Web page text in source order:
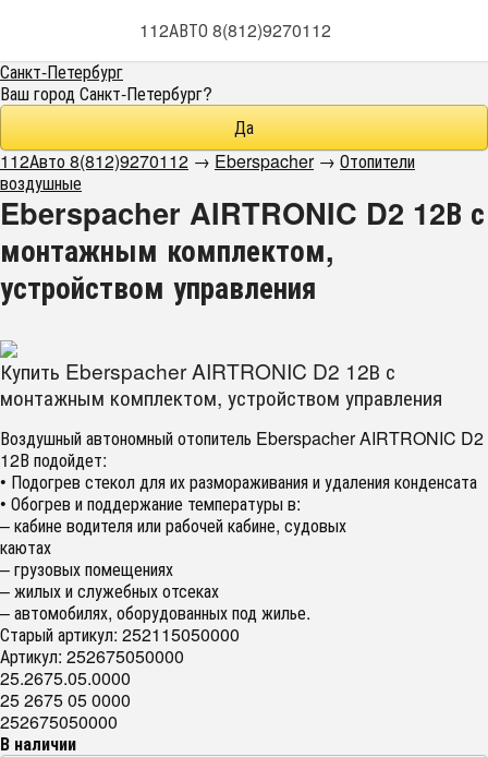
112АВТО 8(812)9270112
Санкт-Петербург
Ваш городСанкт-Петербург?
112Авто 8(812)9270112 → Eberspacher → Отопители
воздушные
Eberspacher AIRTRONIC D2 12В с
монтажным комплектом,
устройством управления
Купить Eberspacher AIRTRONIC D2 12В с
монтажным комплектом, устройством управления
Воздушный автономный отопитель Eberspacher AIRTRONIC D2
12В подойдет:
• Подогрев стекол для их размораживания и удаления конденсата
• Обогрев и поддержание температуры в:
– кабине водителя или рабочей кабине, судовых
каютах
– грузовых помещениях
– жилых и служебных отсеках
– автомобилях, оборудованных под жилье.
Старый артикул: 252115050000
Артикул: 252675050000
25.2675.05.0000
25 2675 05 0000
252675050000
В наличии